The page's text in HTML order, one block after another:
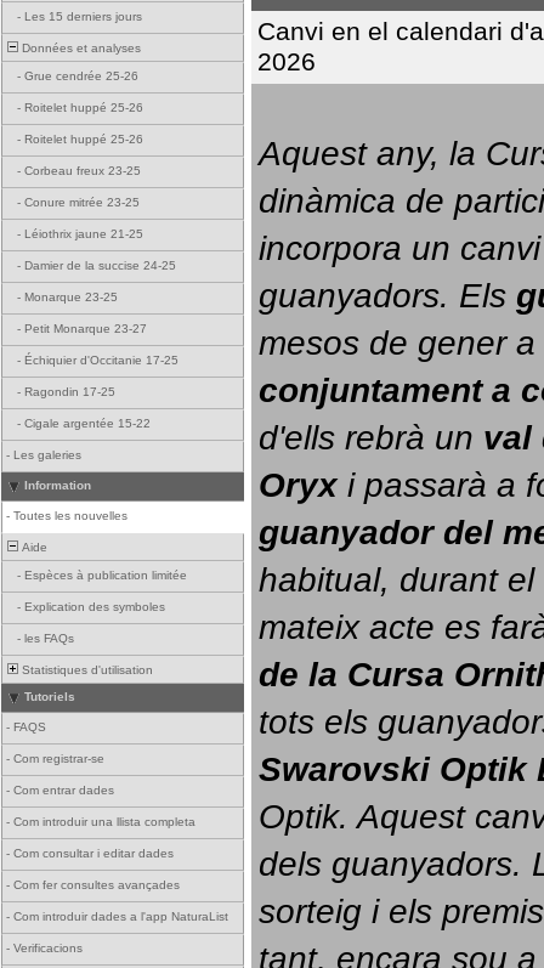
- Les 15 derniers jours
Données et analyses
- Grue cendrée 25-26
- Roitelet huppé 25-26
- Roitelet huppé 25-26
- Corbeau freux 23-25
- Conure mitrée 23-25
- Léiothrix jaune 21-25
- Damier de la succise 24-25
- Monarque 23-25
- Petit Monarque 23-27
- Échiquier d'Occitanie 17-25
- Ragondin 17-25
- Cigale argentée 15-22
- Les galeries
Information
- Toutes les nouvelles
Aide
- Espèces à publication limitée
- Explication des symboles
- les FAQs
Statistiques d'utilisation
Tutoriels
- FAQS
- Com registrar-se
- Com entrar dades
- Com introduir una llista completa
- Com consultar i editar dades
- Com fer consultes avançades
- Com introduir dades a l'app NaturaList
- Verificacions
Canvi en el calendari
2026
Aquest any, la
dinàmica de
incorpora un
guanyadors. Els
conjuntament a
d'ells rebrà un val
Oryx i passarà a
guanyador del
habitual, durant el
mateix acte es
de la Cursa
tots els
Swarovski Optik
Optik. Aquest
dels guanyadors.
sorteig i els
tant, encara sou